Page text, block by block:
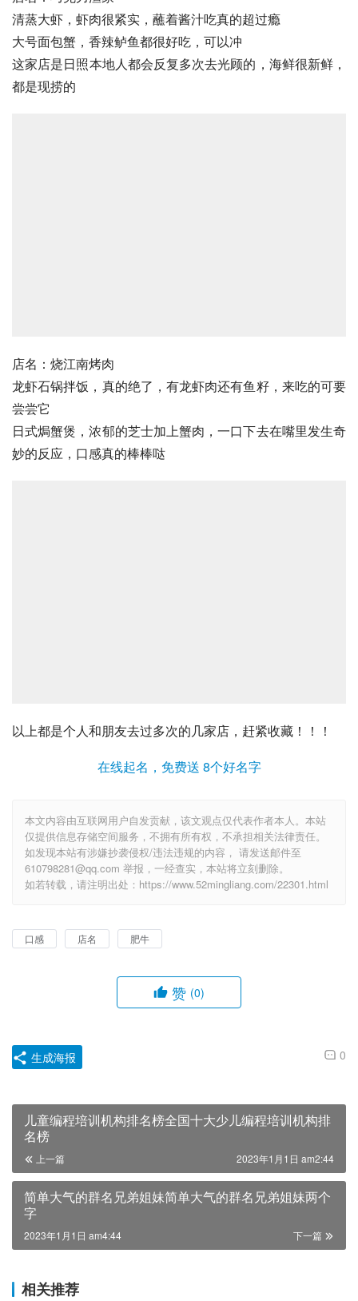
清蒸大虾 ，虾肉很紧实，蘸着酱汁吃真的超过瘾
大号面包蟹 ，香辣鲈鱼都很好吃，可以冲
这家店是日照本地人都会反复多次去光顾的，海鲜很新鲜，
都是现捞的
店名：烧江南烤肉
龙虾石锅拌饭，真的绝了，有龙虾肉还有鱼籽，来吃的可要
尝尝它
日式焗蟹煲，浓郁的芝士加上蟹肉，一口下去在嘴里发生奇
妙的反应，口感真的棒棒哒
以上都是个人和朋友去过多次的几家店，赶紧收藏！！！
在线起名，免费送 8个好名字
本文内容由互联网用户自发贡献，该文观点仅代表作者本人。本站
仅提供信息存储空间服务，不拥有所有权，不承担相关法律责任。
如发现本站有涉嫌抄袭侵权/违法违规的内容， 请发送邮件至
610798281@qq.com 举报，一经查实，本站将立刻删除。
如若转载，请注明出处：https://www.52mingliang.com/22301.html
口感 店名 肥牛
赞 (0)
0
生成海报
儿童编程培训机构排名榜全国十大少儿编程培训机构排
名榜
上一篇 2023年1月1日 am2:44
简单大气的群名兄弟姐妹简单大气的群名兄弟姐妹两个
字
下一篇
2023年1月1日 am4:44
相关推荐